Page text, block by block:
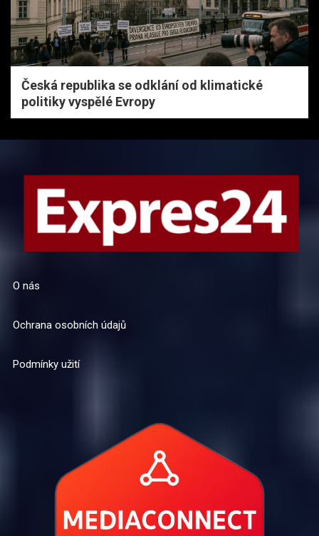
Česká republika se odklání od klimatické
politiky vyspělé Evropy
O nás
Ochrana osobních údajů
Podmínky užití